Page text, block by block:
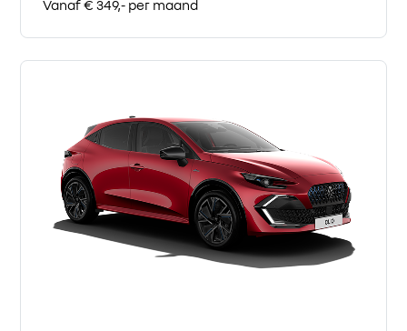
Vanaf € 349,- per maand